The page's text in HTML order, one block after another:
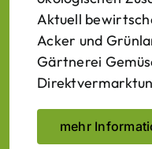
Aktuell
Acker und
Gärtnerei
mehr